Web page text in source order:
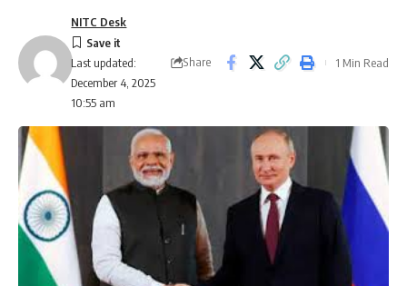
Last updated:
December 4, 2025
10:55 am
NITC Desk
Share 1 Min Read